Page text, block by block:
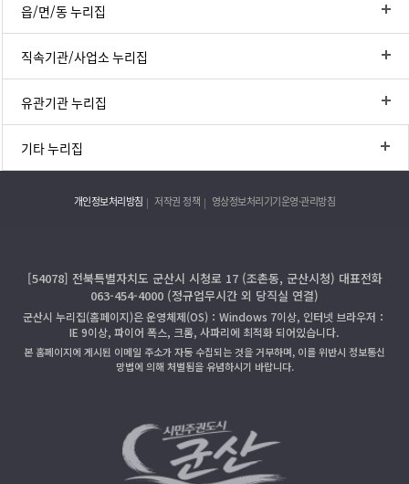
읍/면/동 누리집
직속기관/사업소 누리집
유관기관 누리집
기타 누리집
개인정보처리방침 저작권 정책 영상정보처리기기운영·관리방침
[54078] 전북특별자치도 군산시 시청로 17 (조촌동, 군산시청) 대표전화
063-454-4000 (정규업무시간 외 당직실 연결)
군산시 누리집(홈페이지)은 운영체제(OS)：Windows 7이상, 인터넷 브라우저：
IE 9이상, 파이어 폭스, 크롬, 사파리에 최적화 되어있습니다.
본 홈페이지에 게시된 이메일 주소가 자동 수집되는 것을 거부하며, 이를 위반시 정보통신
망법에 의해 처벌됨을 유념하시기 바랍니다.